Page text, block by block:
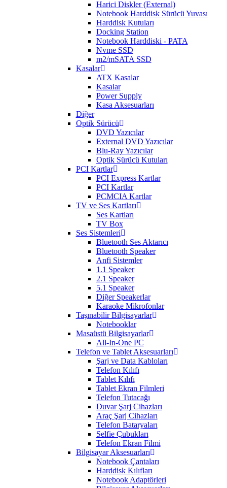
Harici Diskler (External)
Notebook Harddisk Sürücü Yuvası
Harddisk Kutuları
Docking Station
Notebook Harddiski - PATA
Nvme SSD
m2/mSATA SSD
Kasalar
ATX Kasalar
Kasalar
Power Supply
Kasa Aksesuarları
Diğer
Optik Sürücü
DVD Yazıcılar
External DVD Yazıcılar
Blu-Ray Yazıcılar
Optik Sürücü Kutuları
PCI Kartlar
PCI Express Kartlar
PCI Kartlar
PCMCIA Kartlar
TV ve Ses Kartları
Ses Kartları
TV Box
Ses Sistemleri
Bluetooth Ses Aktarıcı
Bluetooth Speaker
Anfi Sistemler
1.1 Speaker
2.1 Speaker
5.1 Speaker
Diğer Speakerlar
Karaoke Mikrofonlar
Taşınabilir Bilgisayarlar
Notebooklar
Masaüstü Bilgisayarlar
All-In-One PC
Telefon ve Tablet Aksesuarları
Şarj ve Data Kabloları
Telefon Kılıfı
Tablet Kılıfı
Tablet Ekran Filmleri
Telefon Tutacağı
Duvar Şarj Cihazları
Araç Şarj Cihazları
Telefon Bataryaları
Selfie Çubukları
Telefon Ekran Filmi
Bilgisayar Aksesuarları
Notebook Çantaları
Harddisk Kılıfları
Notebook Adaptörleri